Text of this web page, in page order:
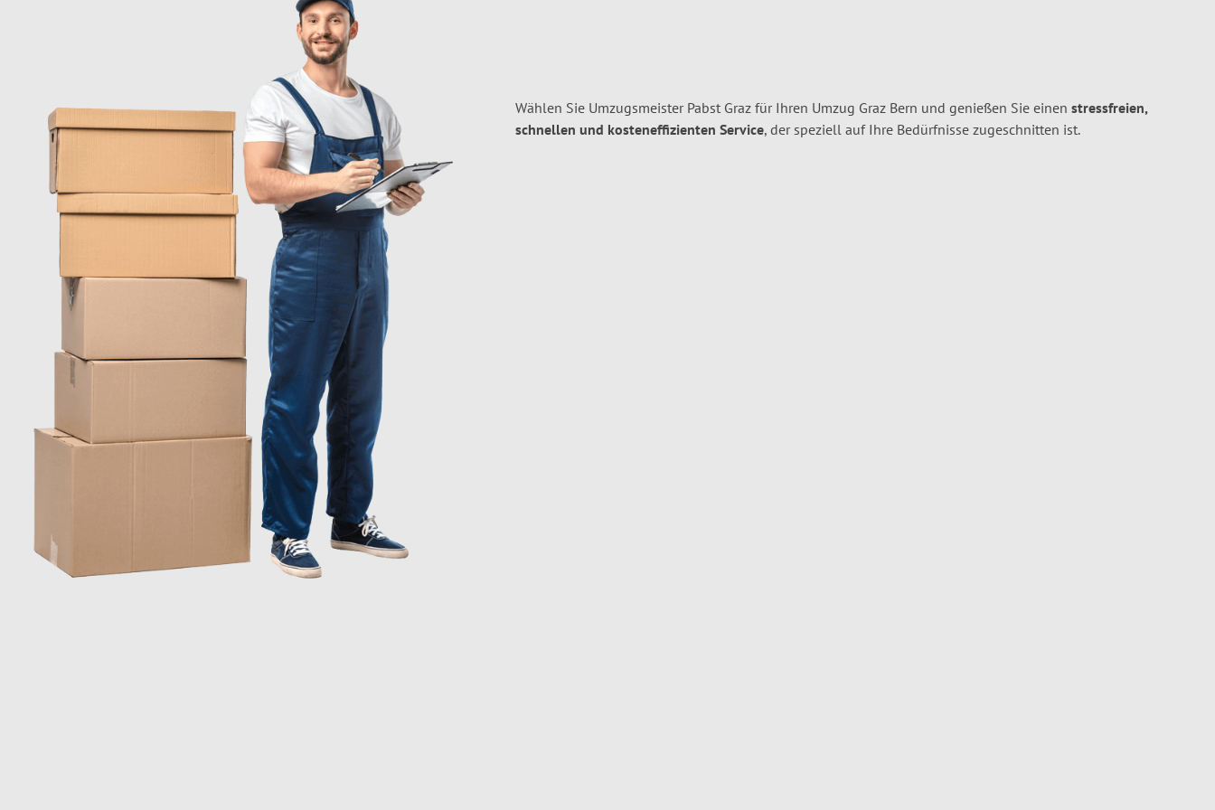
Wählen Sie Umzugsmeister Pabst Graz für Ihren Umzug Graz Bern und genießen Sie einen stressfreien,
schnellen und kosteneffizienten Service, der speziell auf Ihre Bedürfnisse zugeschnitten ist.